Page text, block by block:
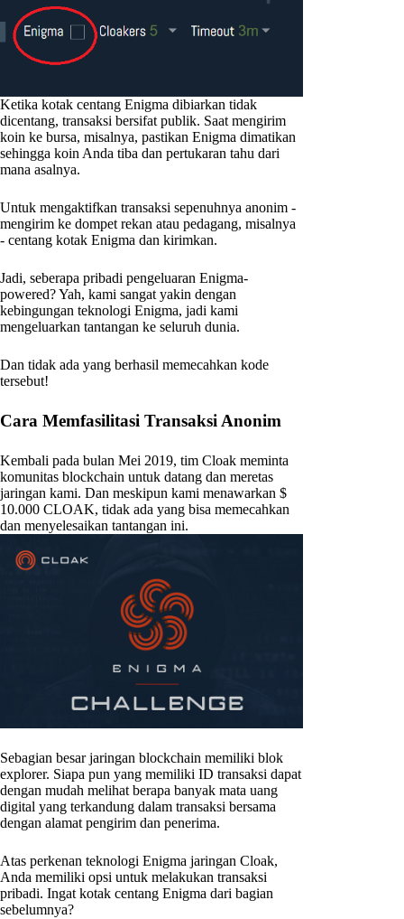
Ketika kotak centang Enigma dibiarkan tidak
dicentang, transaksi bersifat publik. Saat mengirim
koin ke bursa, misalnya, pastikan Enigma dimatikan
sehingga koin Anda tiba dan pertukaran tahu dari
mana asalnya.
Untuk mengaktifkan transaksi sepenuhnya anonim -
mengirim ke dompet rekan atau pedagang, misalnya
- centang kotak Enigma dan kirimkan.
Jadi, seberapa pribadi pengeluaran Enigma-
powered? Yah, kami sangat yakin dengan
kebingungan teknologi Enigma, jadi kami
mengeluarkan tantangan ke seluruh dunia.
Dan tidak ada yang berhasil memecahkan kode
tersebut!
Cara Memfasilitasi Transaksi Anonim
Kembali pada bulan Mei 2019, tim Cloak meminta
komunitas blockchain untuk datang dan meretas
jaringan kami. Dan meskipun kami menawarkan $
10.000 CLOAK, tidak ada yang bisa memecahkan
dan menyelesaikan tantangan ini.
Sebagian besar jaringan blockchain memiliki blok
explorer. Siapa pun yang memiliki ID transaksi dapat
dengan mudah melihat berapa banyak mata uang
digital yang terkandung dalam transaksi bersama
dengan alamat pengirim dan penerima.
Atas perkenan teknologi Enigma jaringan Cloak,
Anda memiliki opsi untuk melakukan transaksi
pribadi. Ingat kotak centang Enigma dari bagian
sebelumnya?